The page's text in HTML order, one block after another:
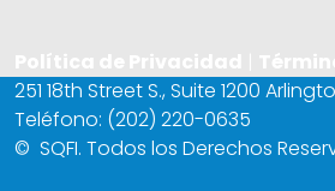
251 18th Street S., Suite 1200
Teléfono: (202) 220-0635
© SQFI. Todos los Derechos